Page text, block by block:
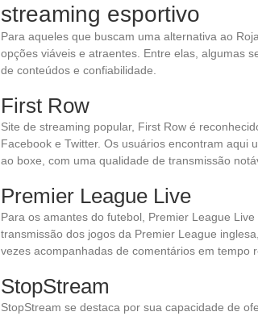
streaming esportivo
Para aqueles que buscam uma alternativa ao
opções viáveis e atraentes. Entre elas, algumas
de conteúdos e confiabilidade.
First Row
Site de streaming popular, First Row é
Facebook e Twitter. Os usuários encontram aqui
ao boxe, com uma qualidade de transmissão
Premier League Live
Para os amantes do futebol, Premier League
transmissão dos jogos da Premier League
vezes acompanhadas de comentários em tempo
StopStream
StopStream se destaca por sua capacidade de